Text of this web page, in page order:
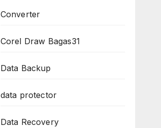
Converter
Corel Draw Bagas31
Data Backup
data protector
Data Recovery